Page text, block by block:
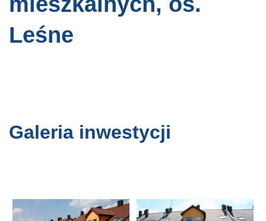
Leśne
Galeria inwestycji